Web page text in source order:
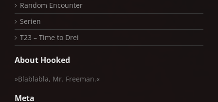
Random Encounter
Serien
T23 – Time to Drei
About Hooked
»Blablabla, Mr. Freeman.«
Meta